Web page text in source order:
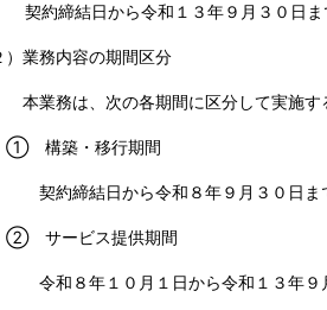
締結日から令和１３年９月３０日ま
）業務内容の期間区分
務は、次の各期間に区分して実施する
築・移行期間
締結日から令和８年９月３０日ま
ービス提供期間
８年１０月１日から令和１３年９